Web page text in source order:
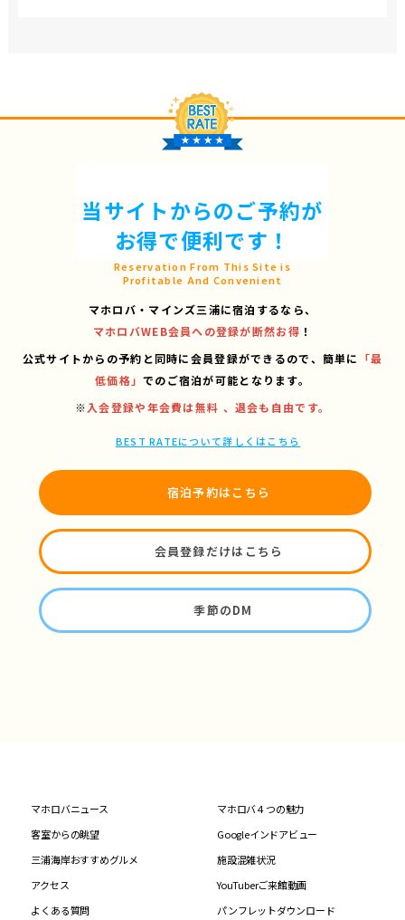
当サイトからのご予約が
お得で便利です！
Reservation From This Site is
Profitable And Convenient
マホロバ・マインズ三浦に宿泊するなら、
マホロバWEB会員への登録が断然お得 ！
公式サイトからの予約と同時に会員登録ができるので、 簡単に 「最
低価格」でのご宿泊が可能となります。
※ 入会登録や年会費は無料 、退会も自由です。
BEST RATEについて詳しくはこちら
宿泊予約はこちら
会員登録だけはこちら
季節のDM
マホロバニュース
マホロバ４つの魅力
客室からの眺望
Googleインドアビュー
三浦海岸おすすめグルメ
施設混雑状況
アクセス
YouTuberご来館動画
よくある質問
パンフレットダウンロード